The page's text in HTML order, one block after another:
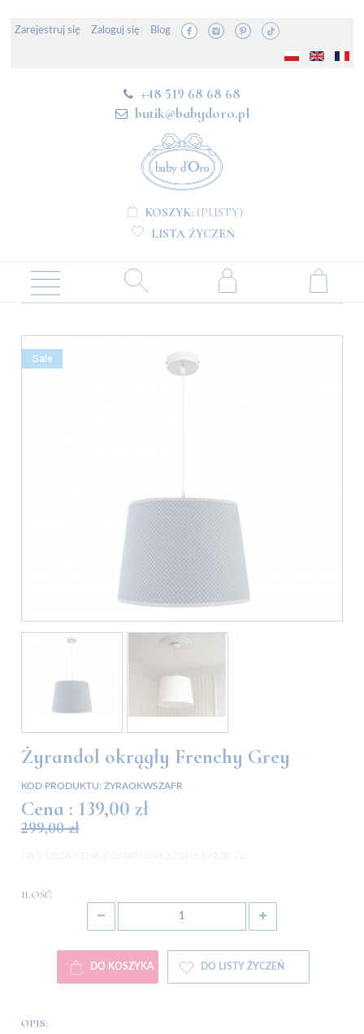
Zarejestruj się Zaloguj się Blog
+48 519 68 68 68
butik@babydoro.pl
KOSZYK: (PUSTY)
LISTA ŻYCZEŃ
Sale
Żyrandol okrągły Frenchy Grey
KOD PRODUKTU: ŻYRAOKWSZAFR
Cena : 139,00 zł
299,00 zł
NAJNIŻSZA CENA Z OSTATNICH 30 DNI: 139.00 ZŁ
ILOŚĆ
DO KOSZYKA DO LISTY ŻYCZEŃ
OPIS: